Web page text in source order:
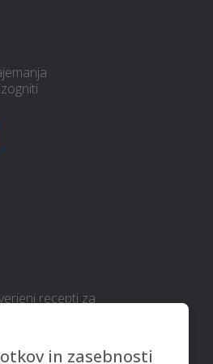
Stenske obloge - Grad
recepti za
in zasebnosti